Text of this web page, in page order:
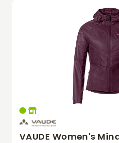
VAUDE Women's